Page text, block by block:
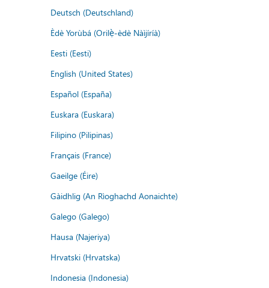
Deutsch (Deutschland)
Èdè Yorùbá (Orilẹ̀-èdè Nàìjíríà)
Eesti (Eesti)
English (United States)
Español (España)
Euskara (Euskara)
Filipino (Pilipinas)
Français (France)
Gaeilge (Éire)
Gàidhlig (An Rìoghachd Aonaichte)
Galego (Galego)
Hausa (Najeriya)
Hrvatski (Hrvatska)
Indonesia (Indonesia)